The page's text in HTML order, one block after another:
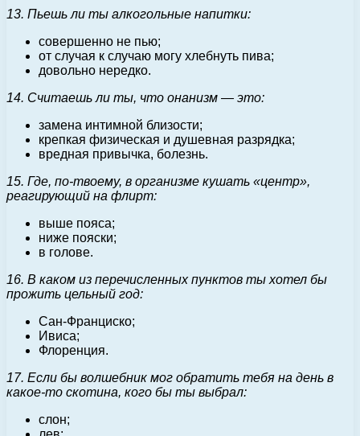
13. Пьешь ли ты алкогольные напитки:
совершенно не пью;
от случая к случаю могу хлебнуть пива;
довольно нередко.
14. Считаешь ли ты, что онанизм — это:
замена интимной близости;
крепкая физическая и душевная разрядка;
вредная привычка, болезнь.
15. Где, по-твоему, в организме кушать «центр»,
реагирующий на флирт:
выше пояса;
ниже пояски;
в голове.
16. В каком из перечисленных пунктов ты хотел бы
прожить цельный год:
Сан-Франциско;
Ивиса;
Флоренция.
17. Если бы волшебник мог обратить тебя на день в
какое-то скотина, кого бы ты выбрал:
слон;